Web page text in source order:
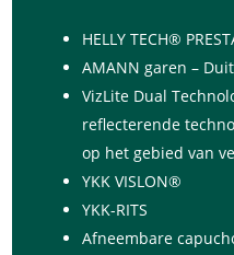
HELLY TECH®
AMANN garen –
VizLite Dual
reflecterende
op het gebied van
YKK VISLON®
YKK-RITS
Afneembare